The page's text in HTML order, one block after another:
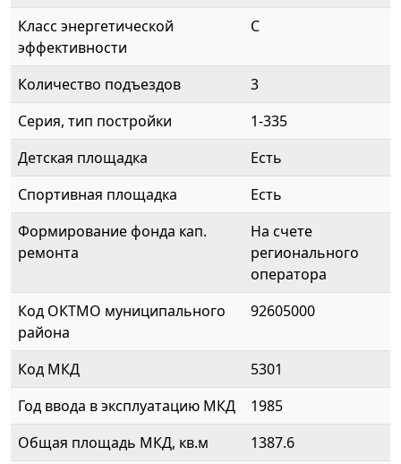
Класс энергетической
эффективности
C
Количество подъездов
3
Серия, тип постройки
1-335
Детская площадка
Есть
Спортивная площадка
Есть
Формирование фонда кап.
ремонта
На счете
регионального
оператора
Код ОКТМО муниципального
района
92605000
Код МКД
5301
Год ввода в эксплуатацию МКД
1985
Общая площадь МКД, кв.м
1387.6